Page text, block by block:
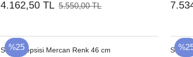
4.162,50 TL 5.550,00 TL
%25
Servis Tepsisi Mercan Renk 46 cm Servis